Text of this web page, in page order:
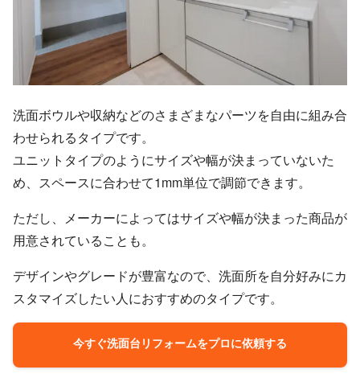
洗面ボウルや収納などのさまざまなパーツを自由に組み合
わせられるタイプです。
ユニットタイプのようにサイズや幅が決まっていないた
め、スペースに合わせて1mm単位で調節できます。
ただし、メーカーによってはサイズや幅が決まった商品が
用意されていることも。
デザインやグレードが豊富なので、洗面所を自分好みにカ
スタマイズしたい人におすすめのタイプです。
今すぐ洗面台リフォームをプロに依頼する